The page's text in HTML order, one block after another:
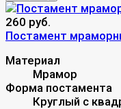
260 руб.
Постамент
Материал
Мрамор
Форма постамента
Круглый с